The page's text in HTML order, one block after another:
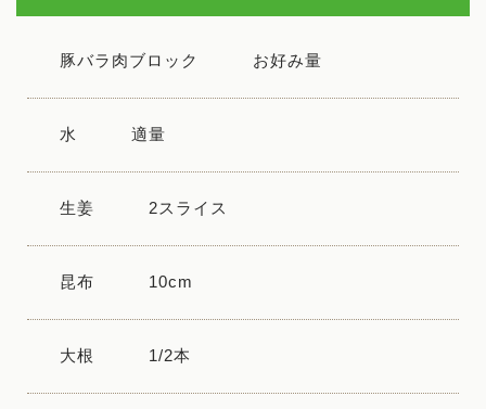
豚バラ肉ブロック お好み量
水 適量
生姜 2スライス
昆布 10cm
大根 1/2本